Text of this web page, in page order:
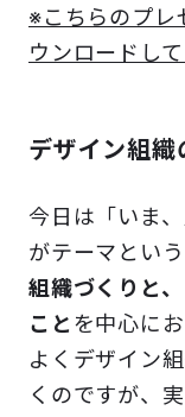
※こちらのプレ
ウンロードし
デザイン組織
今日は「いま
がテーマという
組織づくりと
こと を中心に
よくデザイン
くのですが、